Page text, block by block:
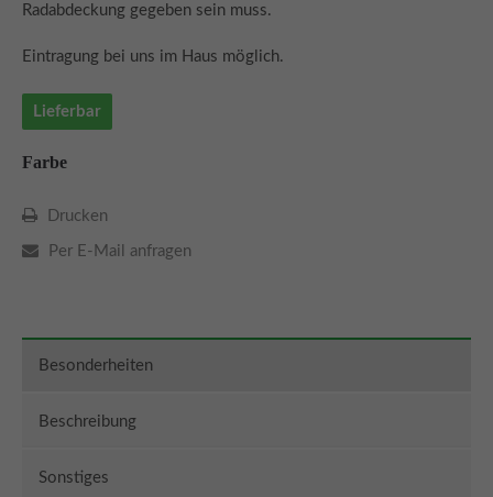
sociis natoque penatibus et magnis dis parturient
ultricies nec.
Radabdeckung gegeben sein muss.
Eintragung bei uns im Haus möglich.
Lieferbar
Farbe
Drucken
Per E-Mail anfragen
Besonderheiten
Beschreibung
Sonstiges